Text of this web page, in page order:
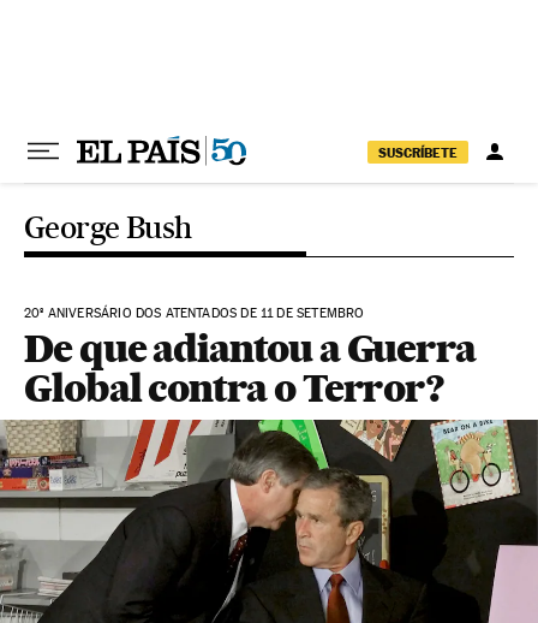
SUSCRÍBETE
George Bush
20º ANIVERSÁRIO DOS ATENTADOS DE 11 DE SETEMBRO
De que adiantou a Guerra
Global contra o Terror?